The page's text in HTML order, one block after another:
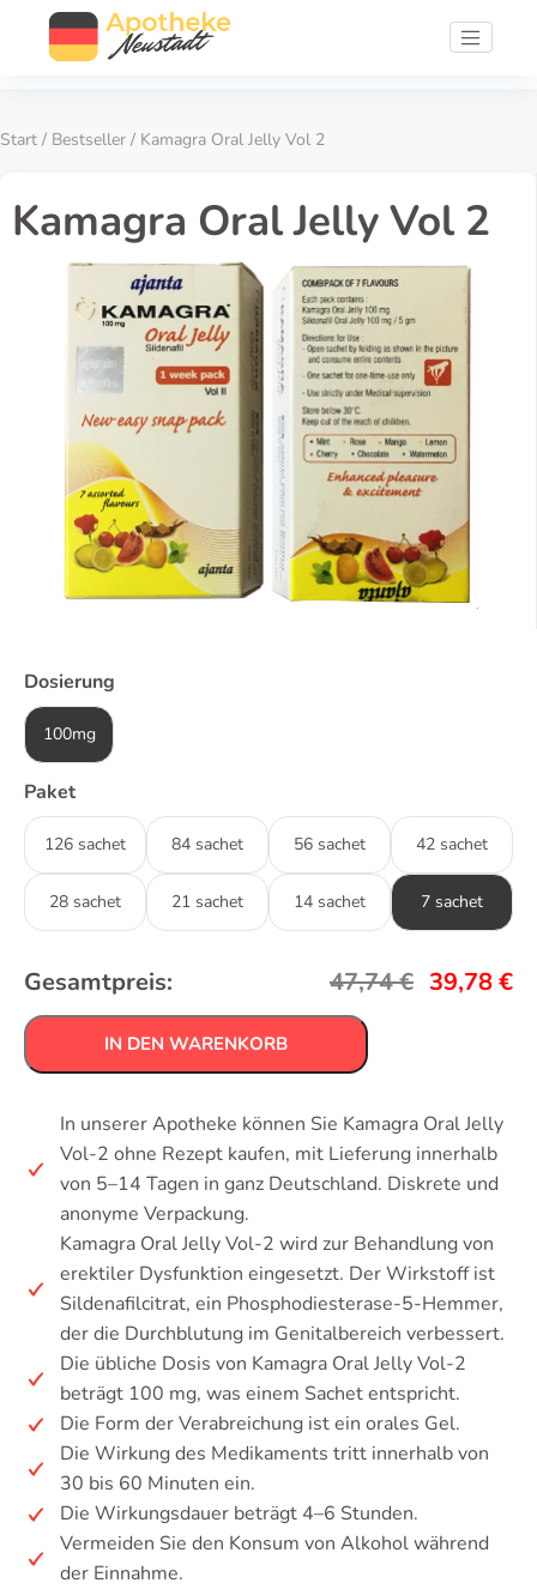
Start / Bestseller / Kamagra Oral Jelly Vol 2
Kamagra Oral Jelly Vol 2
Dosierung
100mg
Paket
126 sachet 84 sachet 56 sachet 42 sachet
28 sachet 21 sachet 14 sachet 7 sachet
Gesamtpreis: 47,74€ 39,78€
IN DEN WARENKORB
In unserer Apotheke können Sie Kamagra Oral Jelly
Vol-2 ohne Rezept kaufen, mit Lieferung innerhalb
von 5–14 Tagen in ganz Deutschland. Diskrete und
anonyme Verpackung.
Kamagra Oral Jelly Vol-2 wird zur Behandlung von
erektiler Dysfunktion eingesetzt. Der Wirkstoff ist
Sildenafilcitrat, ein Phosphodiesterase-5-Hemmer,
der die Durchblutung im Genitalbereich verbessert.
Die übliche Dosis von Kamagra Oral Jelly Vol-2
beträgt 100 mg, was einem Sachet entspricht.
Die Form der Verabreichung ist ein orales Gel.
Die Wirkung des Medikaments tritt innerhalb von
30 bis 60 Minuten ein.
Die Wirkungsdauer beträgt 4–6 Stunden.
Vermeiden Sie den Konsum von Alkohol während
der Einnahme.